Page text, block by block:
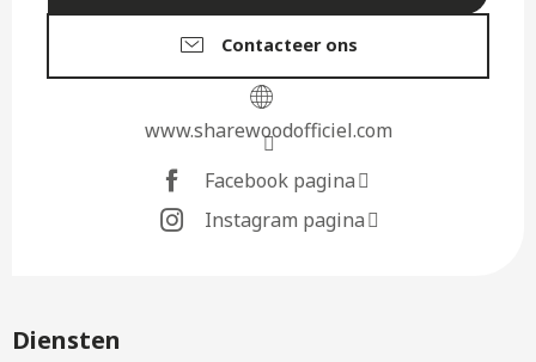
Contacteer ons
www.sharewoodofficiel.com
Facebook pagina
Instagram pagina
Diensten